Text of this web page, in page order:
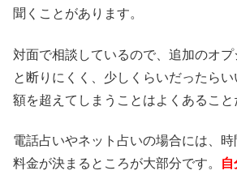
聞くことがあります。
対面で相談しているので、追加のオ
と断りにくく、少しくらいだったら
額を超えてしまうことはよくあること
電話占いやネット占いの場合には、時
料金が決まるところが大部分です。